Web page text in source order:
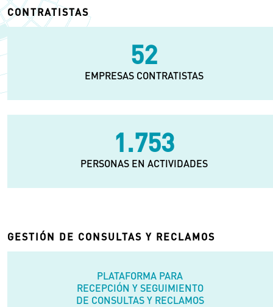
CONTRATISTAS
87
EMPRESAS CONTRATISTAS
2.921
PERSONAS EN ACTIVIDADES
GESTIÓN DE CONSULTAS Y RECLAMOS
PLATAFORMA PARA
RECEPCIÓN Y SEGUIMIENTO
DE CONSULTAS Y RECLAMOS